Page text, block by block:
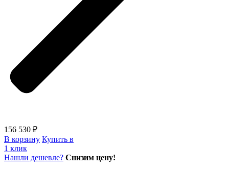
156 530 ₽
В корзину Купить в
1 клик
Нашли дешевле? Снизим цену!